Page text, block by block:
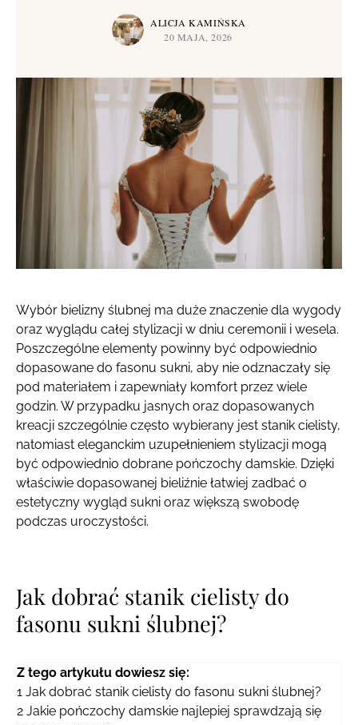
ALICJA KAMIŃSKA
20 MAJA, 2026
Wybór bielizny ślubnej ma duże znaczenie dla wygody
oraz wyglądu całej stylizacji w dniu ceremonii i wesela.
Poszczególne elementy powinny być odpowiednio
dopasowane do fasonu sukni, aby nie odznaczały się
pod materiałem i zapewniały komfort przez wiele
godzin. W przypadku jasnych oraz dopasowanych
kreacji szczególnie często wybierany jest stanik cielisty,
natomiast eleganckim uzupełnieniem stylizacji mogą
być odpowiednio dobrane pończochy damskie. Dzięki
właściwie dopasowanej bieliźnie łatwiej zadbać o
estetyczny wygląd sukni oraz większą swobodę
podczas uroczystości.
Jak dobrać stanik cielisty do
fasonu sukni ślubnej?
Z tego artykułu dowiesz się:
1 Jak dobrać stanik cielisty do fasonu sukni ślubnej?
2 Jakie pończochy damskie najlepiej sprawdzają się